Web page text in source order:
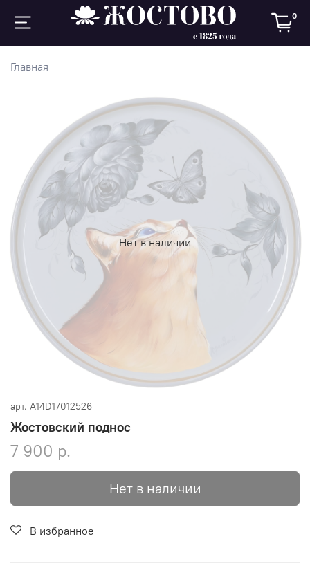
0
Главная
Нет в наличии
арт. A14D17012526
Жостовский поднос
7 900 р.
Нет в наличии
В избранное